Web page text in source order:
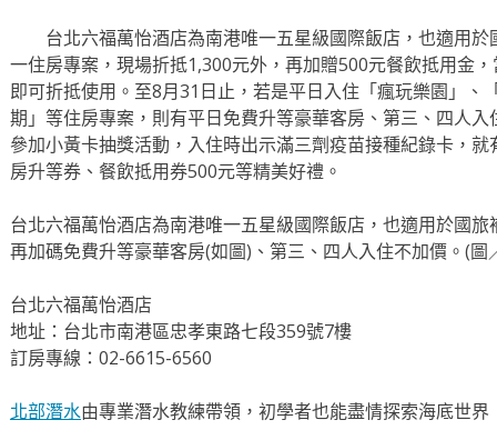
台北六福萬怡酒店為南港唯一五星級國際飯店，也適用於
一住房專案，現場折抵1,300元外，再加贈500元餐飲抵用金
即可折抵使用。至8月31日止，若是平日入住「瘋玩樂園」、
期」等住房專案，則有平日免費升等豪華客房、第三、四人
參加小黃卡抽獎活動，入住時出示滿三劑疫苗接種紀錄卡，
房升等券、餐飲抵用券500元等精美好禮。
台北六福萬怡酒店為南港唯一五星級國際飯店，也適用於國
再加碼免費升等豪華客房(如圖)、第三、四人入住不加價。(圖
台北六福萬怡酒店
地址：台北市南港區忠孝東路七段359號7樓
訂房專線：02-6615-6560
北部潛水由專業潛水教練帶領，初學者也能盡情探索海底世界